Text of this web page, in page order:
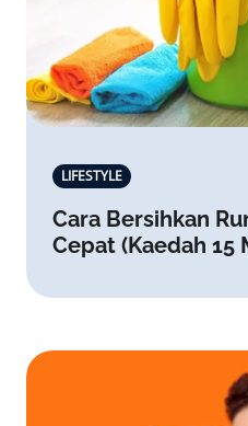
LIFESTYLE
Cara Bersihkan
Cepat (Kaedah 15